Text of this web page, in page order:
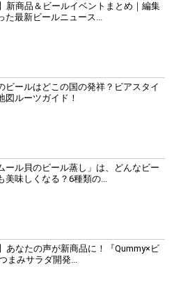
新商品＆ビールイベントまとめ｜編集
た最新ビールニュース...
ビールはどこの国の発祥？ビアスタイ
図ルーツガイド！
ール貝のビール蒸し」は、どんなビー
美味しくなる？6種類の...
あなたの声が新商品に！『Qummy×ビ
まみサラダ開発...